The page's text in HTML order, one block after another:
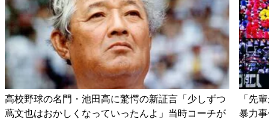
高校野球の名門・池田高に驚愕の新証言「少しずつ
蔦文也はおかしくなっていったんよ」当時コーチが
「先
暴力